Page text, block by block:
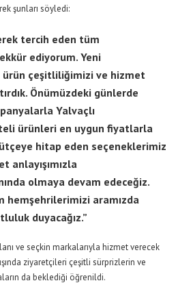
şunları söyledi:
tercih eden tüm
ediyorum. Yeni
ürün çeşitliliğimizi ve hizmet
Önümüzdeki günlerde
Yalvaçlı
ürünleri en uygun fiyatlarla
hitap eden seçeneklerimiz
anlayışımızla
olmaya devam edeceğiz.
hemşehrilerimizi aramızda
duyacağız.”
ve seçkin markalarıyla hizmet verecek
ziyaretçileri çeşitli sürprizlerin ve
da beklediği öğrenildi.